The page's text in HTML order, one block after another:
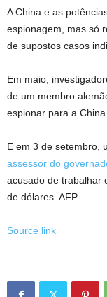
A China e as
espionagem, mas só
de supostos casos
Em maio,
de um membro
espionar para a China.
E em 3 de setembro,
assessor do
acusado de trabalhar
de dólares. AFP
Source link